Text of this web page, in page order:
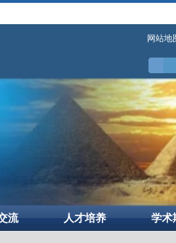
网站地
流 人才培养 学术